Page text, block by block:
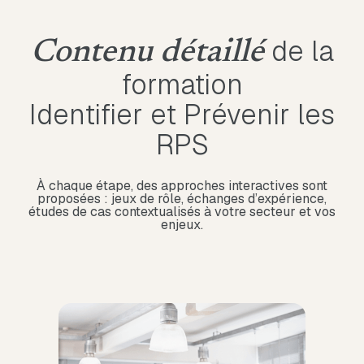
Contenu détailléde la
formation
Identifier et Prévenir les
RPS
À chaque étape, des approches interactives sont
proposées : jeux de rôle, échanges d’expérience,
études de cas contextualisés à votre secteur et vos
enjeux.